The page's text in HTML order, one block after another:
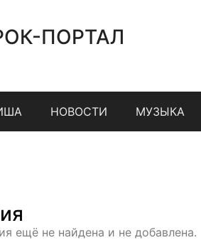
ПОРТАЛ
НОВОСТИ МУЗЫКА
ещё не найдена и не добавлена.